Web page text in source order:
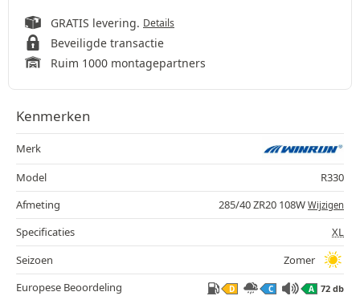
GRATIS levering. Details
Beveiligde transactie
Ruim 1000 montagepartners
Kenmerken
Merk
Model
R330
Afmeting
285/40 ZR20 108W Wijzigen
Specificaties
XL
Seizoen
Zomer
Europese Beoordeling
D C A 72 db